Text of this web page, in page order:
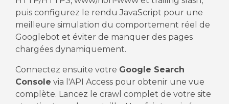
puis configurez le rendu JavaScript pour une
meilleure simulation du comportement réel de
Googlebot et éviter de manquer des pages
chargées dynamiquement.
Connectez ensuite votre Google Search
Console via l'API Access pour obtenir une vue
complète. Lancez le crawl complet de votre site